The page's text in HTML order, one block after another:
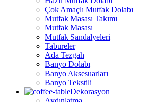
Çok Amaçlı Mutfak Dolabı
Mutfak Masası Takımı
Mutfak Masası
Mutfak Sandalyeleri
Tabureler
Ada Tezgah
Banyo Dolabı
Banyo Aksesuarları
Banyo Tekstili
Dekorasyon